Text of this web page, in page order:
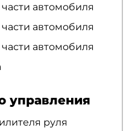
автомобиля
автомобиля
автомобиля
управления
руля